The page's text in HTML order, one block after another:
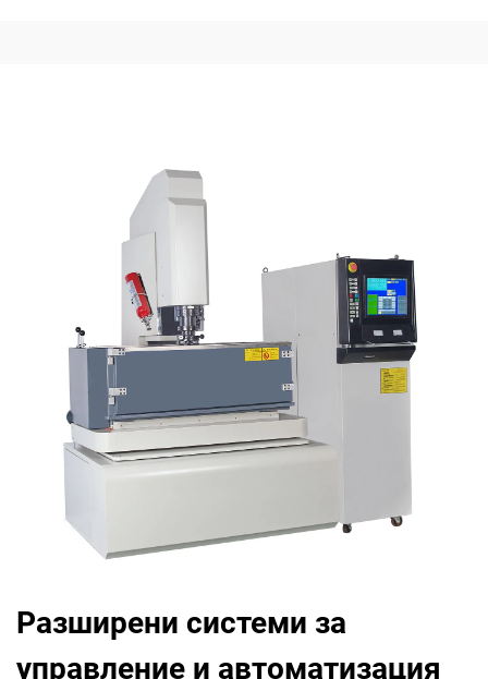
Разширени системи за
управление и автоматизация